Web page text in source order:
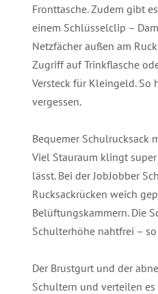
Fronttasche. Zudem gibt
einem Schlüsselclip –
Netzfächer außen am
Zugriff auf Trinkflasche
Versteck für Kleingeld.
vergessen.
Bequemer Schulrucksack
Viel Stauraum klingt
lässt. Bei der JobJobber
Rucksackrücken weich
Belüftungskammern. Die
Schulterhöhe nahtfrei –
Der Brustgurt und der
Schultern und verteilen